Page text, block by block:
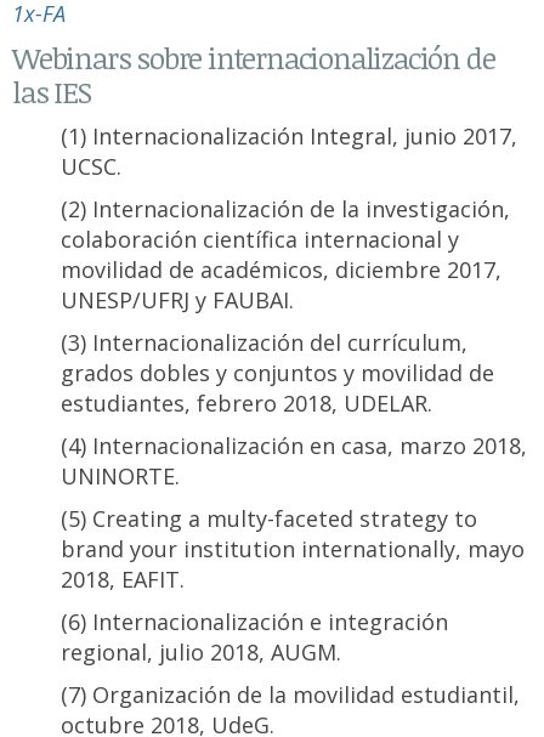
1x-FA
Webinars sobre internacionalización de
las IES
(1) Internacionalización Integral, junio 2017,
UCSC.
(2) Internacionalización de la investigación,
colaboración científica internacional y
movilidad de académicos, diciembre 2017,
UNESP/UFRJ y FAUBAI.
(3) Internacionalización del currículum,
grados dobles y conjuntos y movilidad de
estudiantes, febrero 2018, UDELAR.
(4) Internacionalización en casa, marzo 2018,
UNINORTE.
(5) Creating a multy-faceted strategy to
brand your institution internationally, mayo
2018, EAFIT.
(6) Internacionalización e integración
regional, julio 2018, AUGM.
(7) Organización de la movilidad estudiantil,
octubre 2018, UdeG.